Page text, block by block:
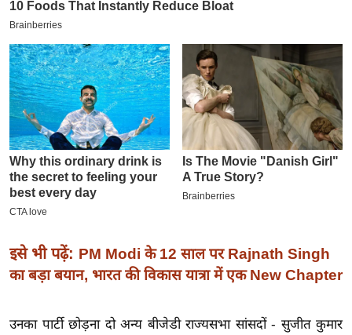
क्रा
इ
म
ई
-
पे
प
र
मि
सा
बे
मि
ल
इसे भी पढ़ें: PM Modi के 12 साल पर Rajnath Singh
का बड़ा बयान, भारत की विकास यात्रा में एक New Chapter
उनका पार्टी छोड़ना दो अन्य बीजेडी राज्यसभा सांसदों - सुजीत कुमार